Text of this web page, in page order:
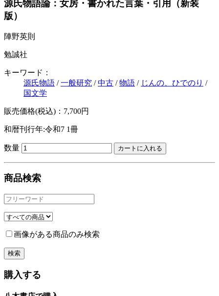
源氏物語論：女房・書かれた言葉・引用（新装
版）
陣野英則
勉誠社
キーワード：
源氏物語 /一般研究 /中古 /物語 / じんの、ひでのり /
国文学
販売価格(税込)：7,700円
和暦刊行年:令和7 1冊
数量
商品検索
画像がある商品のみ検索
購入する